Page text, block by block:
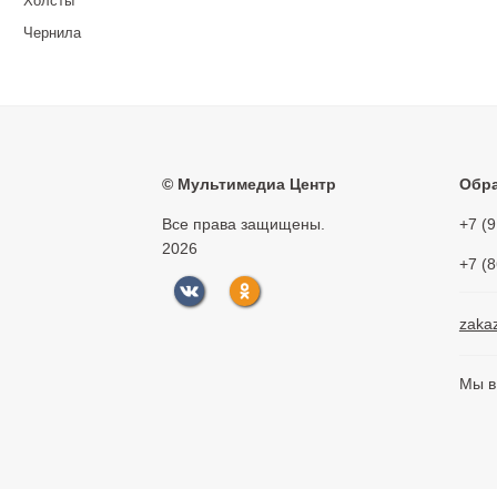
Чернила
©Мультимедиа Центр
Все права защищены.
2026
+7
+7
Мы в